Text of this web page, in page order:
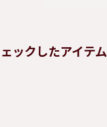
ックしたアイテム